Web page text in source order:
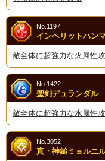
インヘリットハン
No.1197
敵全体に超強力な火属性
聖剣デュランダル
No.1422
敵全体に超強力な水属性
真・神鎚ミョルニ
No.3052